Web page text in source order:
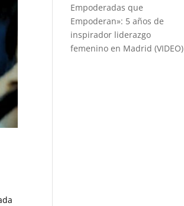
Empoderadas que
Empoderan»: 5 años de
inspirador liderazgo
femenino en Madrid (VIDEO)